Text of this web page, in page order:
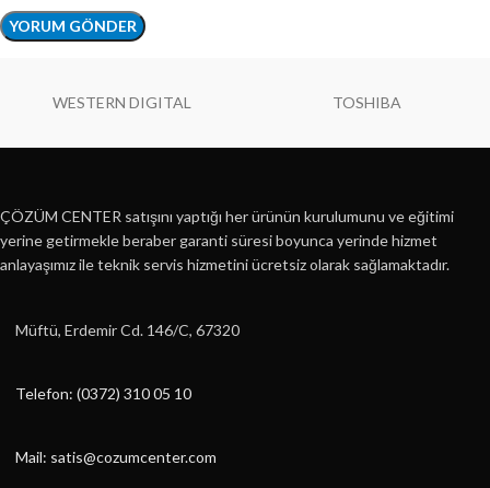
WESTERN DIGITAL TOSHIBA
ÇÖZÜM CENTER satışını yaptığı her ürünün kurulumunu ve eğitimi
yerine getirmekle beraber garanti süresi boyunca yerinde hizmet
anlayaşımız ile teknik servis hizmetini ücretsiz olarak sağlamaktadır.
Müftü, Erdemir Cd. 146/C, 67320
Telefon: (0372) 310 05 10
Mail: satis@cozumcenter.com